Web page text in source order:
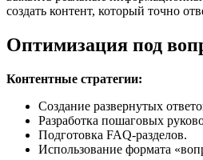
создать контент, который точно
Оптимизация под
Контентные стратегии:
Создание развернутых
Разработка пошаговых
Подготовка FAQ-разделов.
Использование формата